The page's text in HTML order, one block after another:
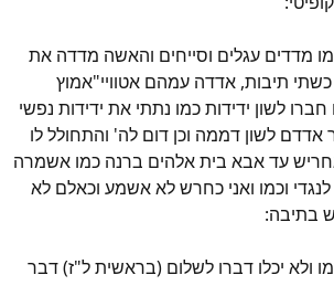
מדדים עגלים וסייחים והאשה מדדה את
תיבות, אדדה עמהם אטוויי"אמוץ
לשון ידידות כמו נתתי את ידידות נפשי
אדדם לשון דממה וכן דום לה' והתחולל לו
עד אבא בית אלהים ברנה כמו אשמרה
וכמו ואני כחרש לא אשמע וכאלם לא
בתיבה:
ולא יכלו דברו לשלום (בראשית ל"ז) דבר